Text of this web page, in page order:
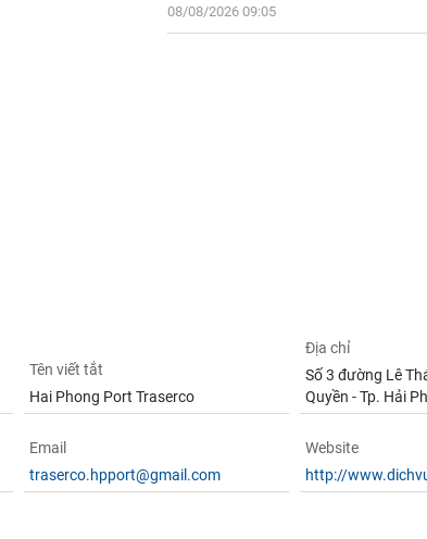
08/08/2026 09:05
Tên viết tắt
Hai Phong Port Traserco
Địa chỉ
Số 3 đường Lê
Quyền - Tp. Hải
Email
traserco.hpport@gmail.com
Website
http://